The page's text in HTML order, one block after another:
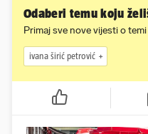
Odaberi temu koju
Primaj sve nove vijesti o
ivana širić petrović